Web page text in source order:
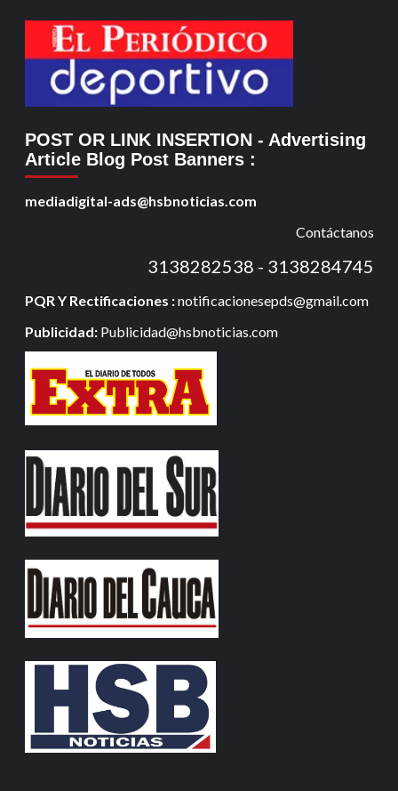
POST OR LINK INSERTION - Advertising
Article Blog Post Banners :
mediadigital-ads@hsbnoticias.com
Contáctanos
3138282538 - 3138284745
PQR Y Rectificaciones :notificacionesepds@gmail.com
Publicidad: Publicidad@hsbnoticias.com